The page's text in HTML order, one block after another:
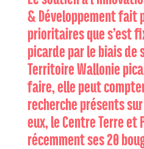
& Développement fait
prioritaires que s’est
picarde par le biais de
Territoire Wallonie
faire, elle peut
recherche présents
eux, le Centre Terre
récemment ses 20